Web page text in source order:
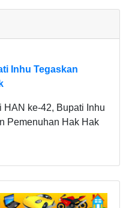
Inhu Tegaskan
HAN ke-42, Bupati Inhu
Pemenuhan Hak Hak